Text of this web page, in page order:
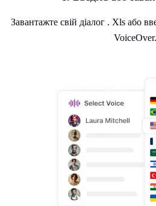
Завантажте свій діалог . Xls або
VoiceOver.